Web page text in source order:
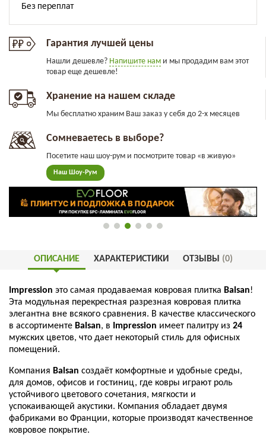
Гарантия лучшей цены
Нашли дешевле? Напишите нам и мы продадим вам этот
товар еще дешевле!
Хранение на нашем складе
Мы бесплатно храним Ваш заказ у себя до 2-х месяцев
Сомневаетесь в выборе?
Посетите наш шоу-рум и посмотрите товар «в живую»
Наш Шоу-Рум
ОПИСАНИЕ ХАРАКТЕРИСТИКИ ОТЗЫВЫ (0)
Impression это самая продаваемая ковровая плитка Balsan!
Эта модульная перекрестная разрезная ковровая плитка
элегантна вне всякого сравнения. В качестве классического
в ассортименте Balsan, в Impression имеет палитру из 24
мужских цветов, что дает некоторый стиль для офисных
помещений.
Компания Balsan создаёт комфортные и удобные среды,
для домов, офисов и гостиниц, где ковры играют роль
устойчивого цветового сочетания, мягкости и
успокаивающей акустики. Компания обладает двумя
фабриками во Франции, которые производят качественное
ковровое покрытие.